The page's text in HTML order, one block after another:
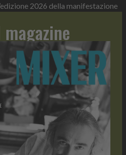
2026 della manifestazione